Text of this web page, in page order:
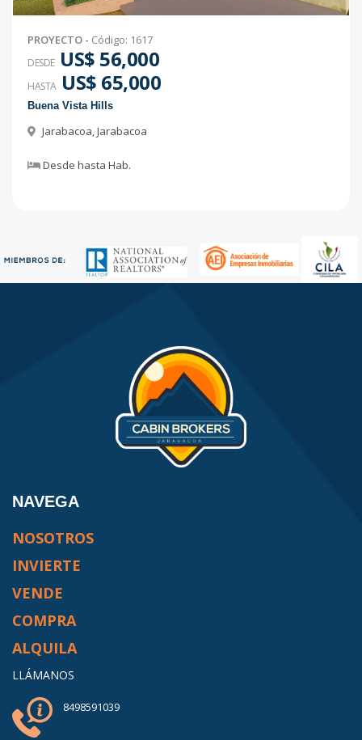
PROYECTO - Código: 1617
DESDE US$ 56,000
HASTA US$ 65,000
Buena Vista Hills
Jarabacoa,Jarabacoa
Desde hasta Hab.
NAVEGA
NOSOTROS
INVIERTE
VENDE
COMPRA
ALQUILA
LLÁMANOS
8498591039